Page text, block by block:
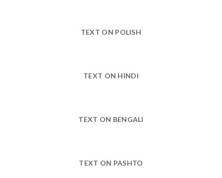
TEXT ON POLISH
TEXT ON HINDI
TEXT ON BENGALI
TEXT ON PASHTO